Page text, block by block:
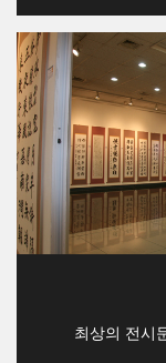
최상의 전시